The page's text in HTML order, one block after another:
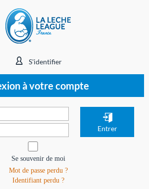
S'identifier
à votre compte
Se souvenir de moi
Mot de passe perdu ?
Identifiant perdu ?